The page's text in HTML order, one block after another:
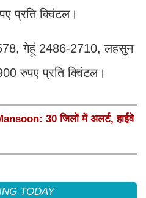
प्रति क्विंटल।
गेहूं 2486-2710, लहसुन
रुपए प्रति क्विंटल।
30 जिलों में अलर्ट, हाईवे
TODAY